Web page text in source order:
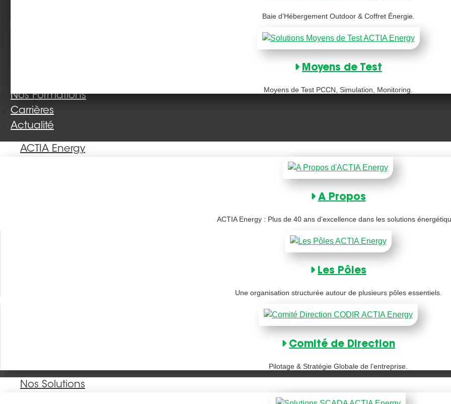
Baie d’Hébergement Outdoor & Coffret Énergie.
Moyens de Test
Moyens de Test PCCN, Simulation, Monitoring.
Nos Formations
Carrières
Actualité
ACTIA Energy
A Propos
ACTIA Energy : Plus de 40 ans d’excellence dans les solutions
Les Pôles
Une organisation structurée autour de plusieurs pôles essentiels.
Comité de Direction
Pilotage & Stratégie Globale de l’entreprise.
Nos Solutions